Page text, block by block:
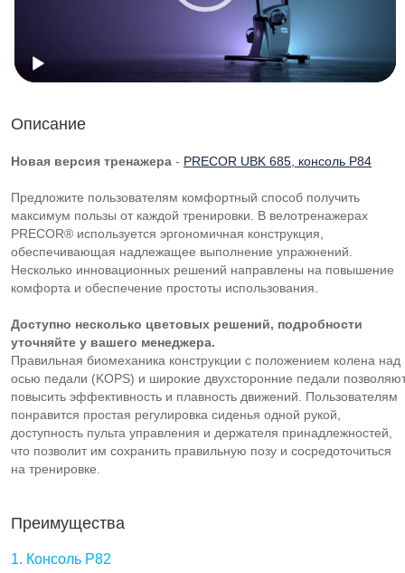
Описание
Новая версия тренажера - PRECOR UBK 685, консоль P84
Предложите пользователям комфортный способ получить
максимум пользы от каждой тренировки. В велотренажерах
PRECOR® используется эргономичная конструкция,
обеспечивающая надлежащее выполнение упражнений.
Несколько инновационных решений направлены на повышение
комфорта и обеспечение простоты использования.
Доступно несколько цветовых решений, подробности
уточняйте у вашего менеджера.
Правильная биомеханика конструкции с положением колена над
осью педали (KOPS) и широкие двухсторонние педали
повысить эффективность и плавность движений. Пользователям
понравится простая регулировка сиденья одной рукой,
доступность пульта управления и держателя принадлежностей,
что позволит им сохранить правильную позу и сосредоточиться
на тренировке.
Преимущества
1. Консоль P82